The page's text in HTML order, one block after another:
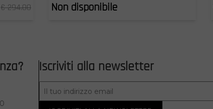
€ 294.00 Non disponibile
Iscriviti alla newsletter